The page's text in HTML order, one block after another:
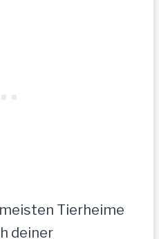
Tierheime
deiner